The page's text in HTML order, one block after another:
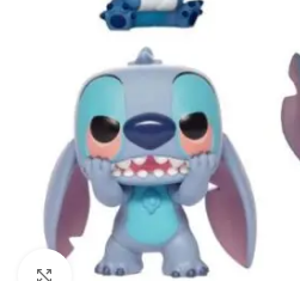
Haga clic para ampliar